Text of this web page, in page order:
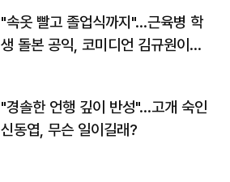
"속옷 빨고 졸업식까지"…근육병 학
생 돌본 공익, 코미디언 김규원이었
"경솔한 언행 깊이 반성"…고개 숙인
신동엽, 무슨 일이길래?